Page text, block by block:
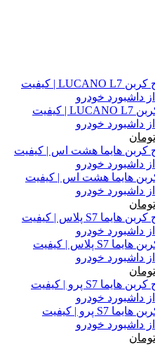
روداشبوردی سه‌ لایه طرح کربن LUCANO L7 | کیفیت
داشبورد خودرو
تومان
تومان
فعلی
4,900,000 تومان
است.
هایما هشت اس | کیفیت
داشبورد خودرو
تومان
تومان
فعلی
4,900,000 تومان
است.
روداشبوردی سه‌ لایه طرح کربن هایما S7 پلاس | کیفیت
داشبورد خودرو
تومان
تومان
فعلی
4,900,000 تومان
است.
روداشبوردی سه‌ لایه طرح کربن هایما S7 پرو | کیفیت
داشبورد خودرو
تومان